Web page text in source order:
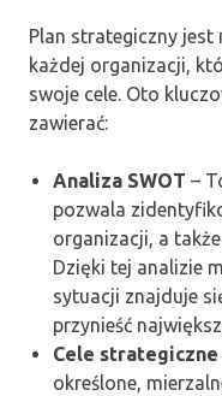
Plan strategiczny jest
każdej organizacji,
swoje cele. Oto
zawierać:
Analiza SWOT –
pozwala
organizacji, a
Dzięki tej analizie
sytuacji znajduje
przynieść
Cele strategiczne
określone,